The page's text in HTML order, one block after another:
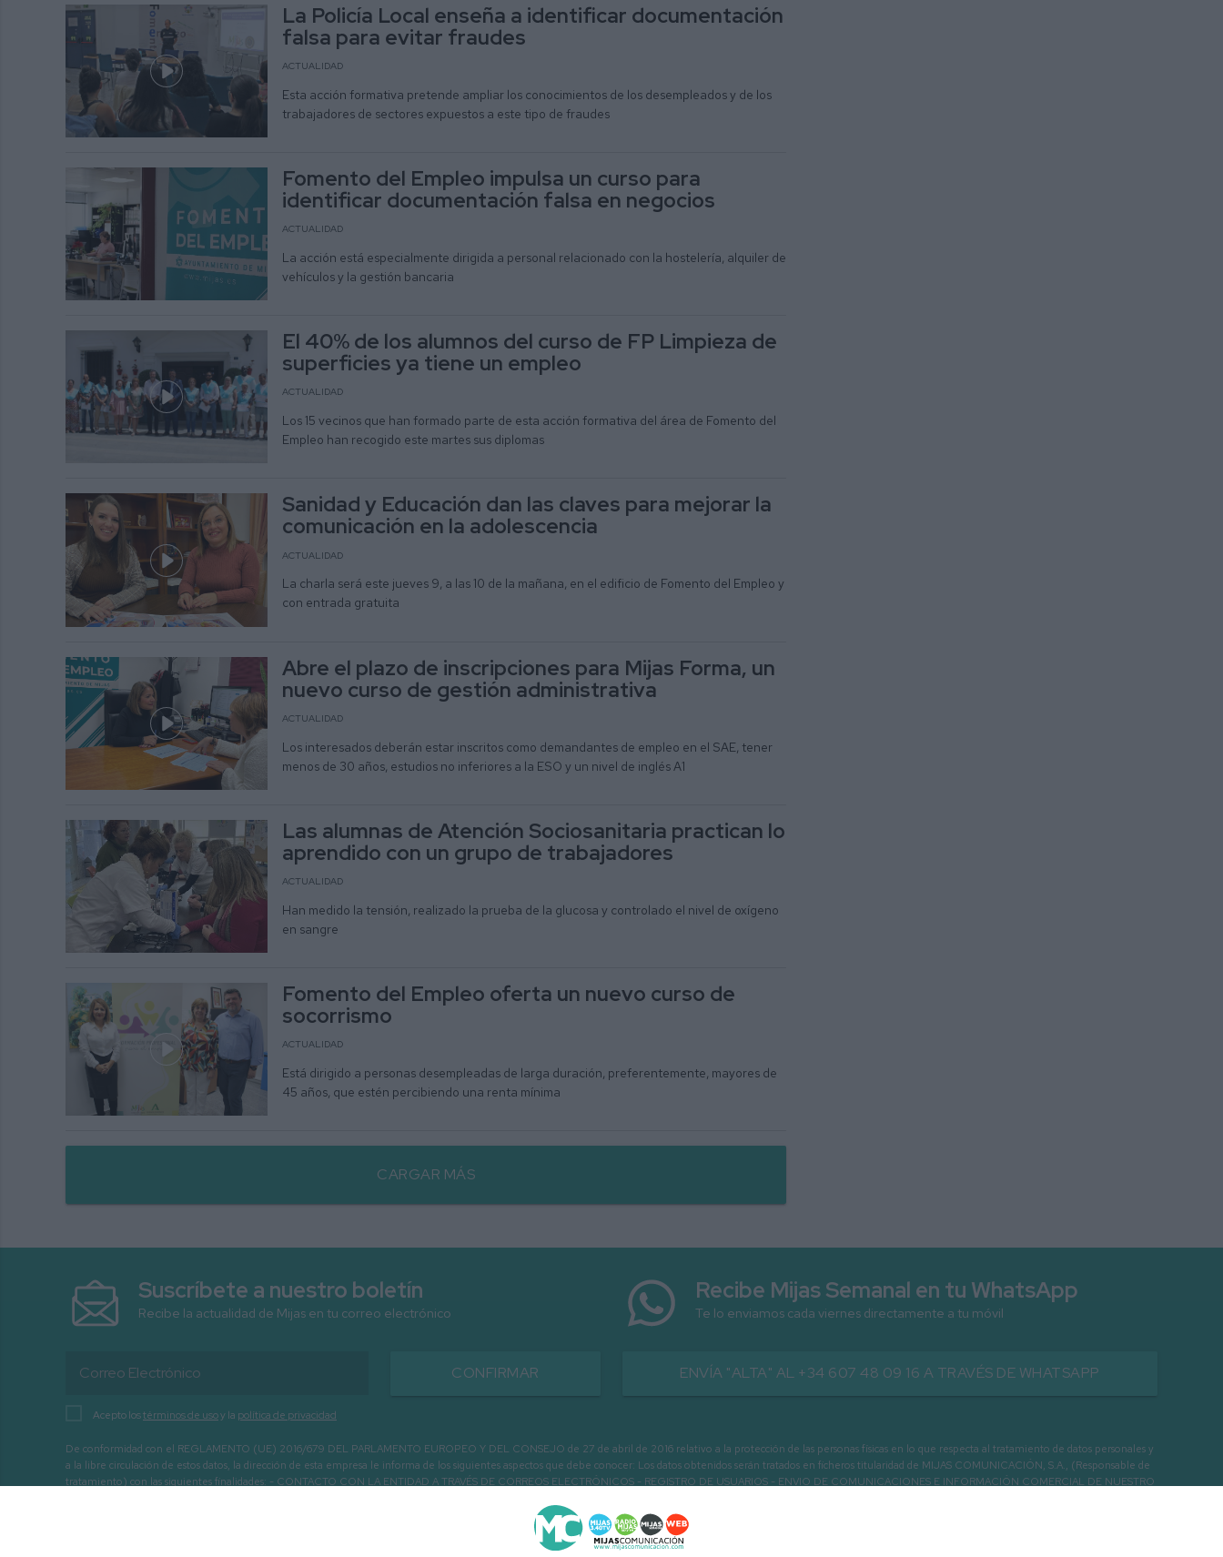
La Policía Local enseña a identificar documentación
falsa para evitar fraudes
ACTUALIDAD
Esta acción formativa pretende ampliar los conocimientos de los desempleados y de los
trabajadores de sectores expuestos a este tipo de fraudes
Fomento del Empleo impulsa un curso para
identificar documentación falsa en negocios
ACTUALIDAD
La acción está especialmente dirigida a personal relacionado con la hostelería, alquiler de
vehículos y la gestión bancaria
El 40% de los alumnos del curso de FP Limpieza de
superficies ya tiene un empleo
ACTUALIDAD
Los 15 vecinos que han formado parte de esta acción formativa del área de Fomento del
Empleo han recogido este martes sus diplomas
Sanidad y Educación dan las claves para mejorar la
comunicación en la adolescencia
ACTUALIDAD
La charla será este jueves 9, a las 10 de la mañana, en el edificio de Fomento del Empleo y
con entrada gratuita
Abre el plazo de inscripciones para Mijas Forma, un
nuevo curso de gestión administrativa
ACTUALIDAD
Los interesados deberán estar inscritos como demandantes de empleo en el SAE, tener
menos de 30 años, estudios no inferiores a la ESO y un nivel de inglés A1
Las alumnas de Atención Sociosanitaria practican lo
aprendido con un grupo de trabajadores
ACTUALIDAD
Han medido la tensión, realizado la prueba de la glucosa y controlado el nivel de oxígeno
en sangre
Fomento del Empleo oferta un nuevo curso de
socorrismo
ACTUALIDAD
Está dirigido a personas desempleadas de larga duración, preferentemente, mayores de
45 años, que estén percibiendo una renta mínima
CARGAR MÁS
Suscríbete a nuestro boletín
Recibe la actualidad de Mijas en tu correo electrónico
CONFIRMAR
Acepto lostérminos de usoy la política de privacidad
Recibe Mijas Semanal en tu WhatsApp
Te lo enviamos cada viernes directamente a tu móvil
ENVÍA "ALTA" AL +34 607 48 09 16 A TRAVÉS DE WHATSAPP
De conformidad con el REGLAMENTO (UE) 2016/679 DEL PARLAMENTO EUROPEO Y DEL CONSEJO de 27 de abril de 2016 relativo a la protección de las personas físicas en lo que respecta al tratamiento de datos personales y
a la libre circulación de estos datos, la dirección de esta empresa le informa de los siguientes aspectos que debe conocer: Los datos obtenidos serán tratados en ficheros titularidad de MIJAS COMUNICACIÓN, S.A., (Responsable de
tratamiento) con las siguientes finalidades: - CONTACTO CON LA ENTIDAD A TRAVÉS DE CORREOS ELECTRÓNICOS - REGISTRO DE USUARIOS - ENVIO DE COMUNICACIONES E INFORMACIÓN COMERCIAL DE NUESTRO